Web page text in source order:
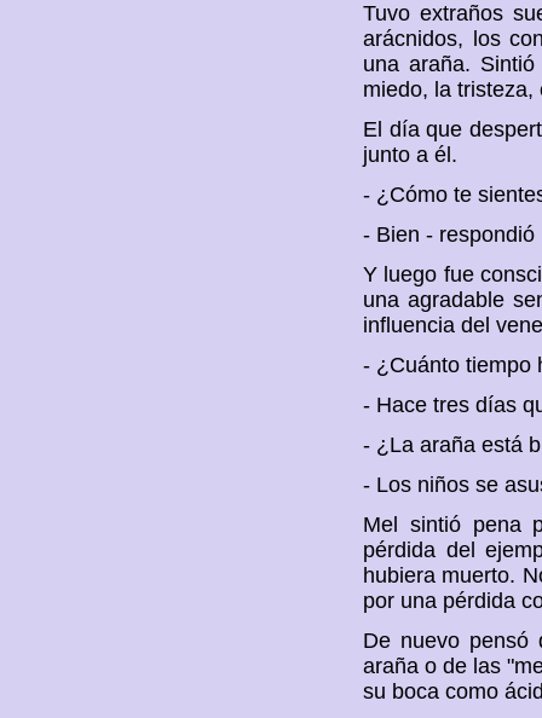
Tuvo extraños
arácnidos, los
una araña.
miedo, la tristeza,
El día que
junto a él.
- ¿Cómo te
- Bien -
Y luego fue
una agradable
influencia del
- ¿Cuánto tiempo
- Hace tres días
- ¿La araña está
- Los niños se
Mel sintió pena
pérdida del
hubiera muerto.
por una pérdida
De nuevo pensó
araña o de las
su boca como